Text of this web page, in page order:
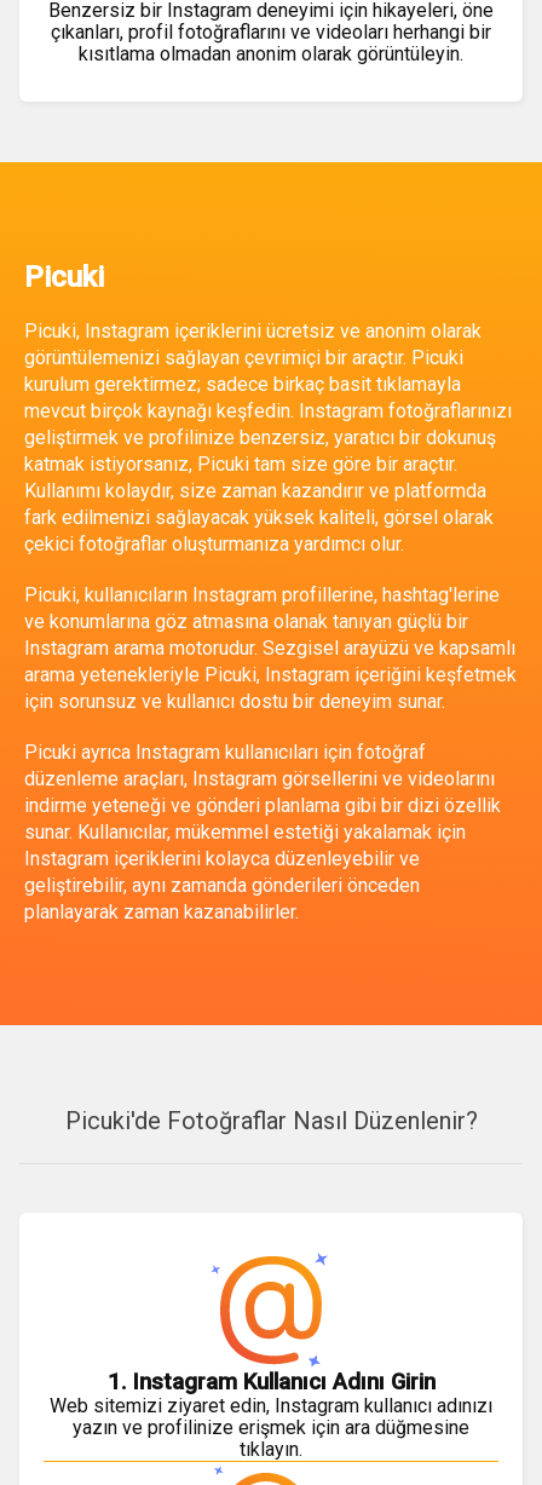
Benzersiz bir Instagram deneyimi için hikayeleri, öne
çıkanları, profil fotoğraflarını ve videoları herhangi bir
kısıtlama olmadan anonim olarak görüntüleyin.
Picuki
Picuki, Instagram içeriklerini ücretsiz ve anonim olarak
görüntülemenizi sağlayan çevrimiçi bir araçtır. Picuki
kurulum gerektirmez; sadece birkaç basit tıklamayla
mevcut birçok kaynağı keşfedin. Instagram fotoğraflarınızı
geliştirmek ve profilinize benzersiz, yaratıcı bir dokunuş
katmak istiyorsanız, Picuki tam size göre bir araçtır.
Kullanımı kolaydır, size zaman kazandırır ve platformda
fark edilmenizi sağlayacak yüksek kaliteli, görsel olarak
çekici fotoğraflar oluşturmanıza yardımcı olur.
Picuki, kullanıcıların Instagram profillerine, hashtag'lerine
ve konumlarına göz atmasına olanak tanıyan güçlü bir
Instagram arama motorudur. Sezgisel arayüzü ve kapsamlı
arama yetenekleriyle Picuki, Instagram içeriğini keşfetmek
için sorunsuz ve kullanıcı dostu bir deneyim sunar.
Picuki ayrıca Instagram kullanıcıları için fotoğraf
düzenleme araçları, Instagram görsellerini ve videolarını
indirme yeteneği ve gönderi planlama gibi bir dizi özellik
sunar. Kullanıcılar, mükemmel estetiği yakalamak için
Instagram içeriklerini kolayca düzenleyebilir ve
geliştirebilir, aynı zamanda gönderileri önceden
planlayarak zaman kazanabilirler.
Picuki'de Fotoğraflar Nasıl Düzenlenir?
1. Instagram Kullanıcı Adını Girin
Web sitemizi ziyaret edin, Instagram kullanıcı adınızı
yazın ve profilinize erişmek için ara düğmesine
tıklayın.